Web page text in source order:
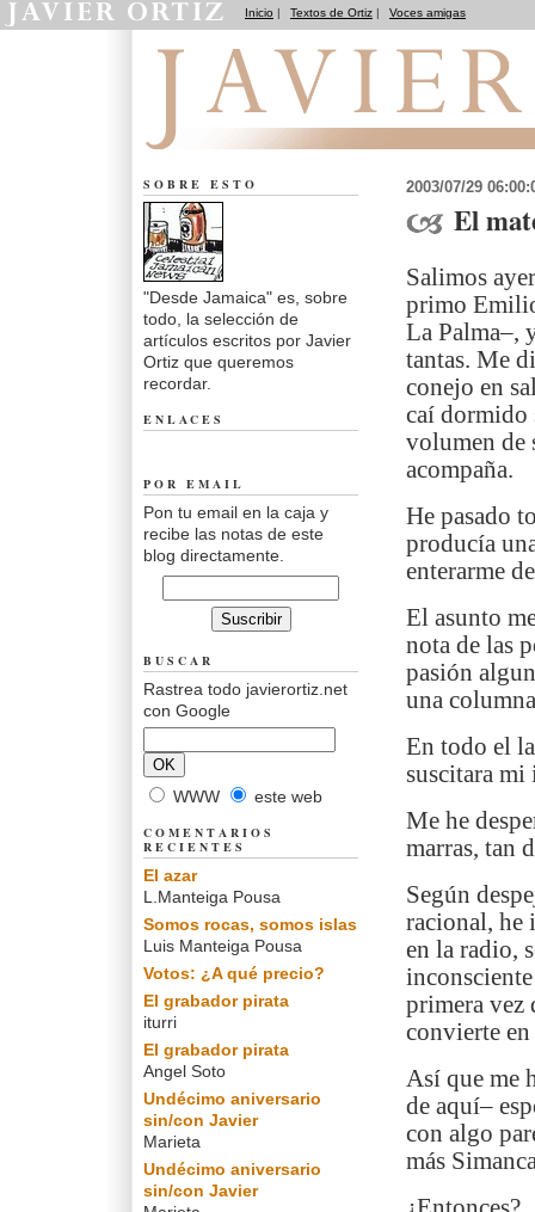
Inicio | Textos de Ortiz | Voces amigas
2003/07/29
El
Salimos
primo
La Palma–,
tantas. Me
conejo en
caí dormido
volumen de
acompaña.
He pasado
producía
enterarme
El asunto
nota de las
pasión
una
En todo el
suscitara mi
Me he
marras, tan
Según
racional, he
en la radio,
primera vez
convierte en
Así que me
de aquí–
con algo
más
SOBRE ESTO
"Desde Jamaica" es, sobre
todo, la selección de
artículos escritos por Javier
Ortiz que queremos
recordar.
ENLACES
POR EMAIL
Pon tu email en la caja y
recibe las notas de este
blog directamente.
BUSCAR
Rastrea todo javierortiz.net
con Google
WWW este web
COMENTARIOS
RECIENTES
El azar
L.Manteiga Pousa
Somos rocas, somos islas
Luis Manteiga Pousa
Votos: ¿A qué precio?
El grabador pirata
iturri
El grabador pirata
Angel Soto
Undécimo aniversario
sin/con Javier
Marieta
Undécimo aniversario
sin/con Javier